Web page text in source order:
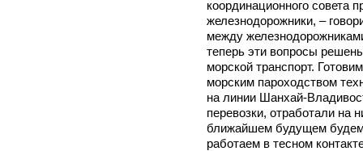
координационного совета
железнодорожники, –
между
теперь эти вопросы
морской транспорт.
морским пароходством
на линии Шанхай-
перевозки, отработали на
ближайшем будущем будем
работаем в тесном